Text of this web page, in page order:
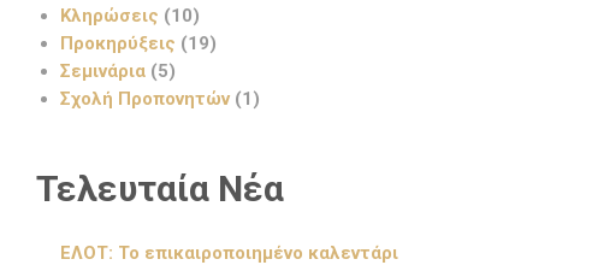
Κληρώσεις (10)
Προκηρύξεις (19)
Σεμινάρια (5)
Σχολή Προπονητών (1)
Τελευταία Νέα
ΕΛΟΤ: Το επικαιροποιημένο καλεντάρι